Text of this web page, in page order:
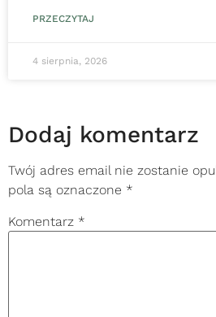
PRZECZYTAJ
4 sierpnia, 2026
Dodaj komentarz
Twój adres email nie zostanie
pola są oznaczone *
Komentarz *